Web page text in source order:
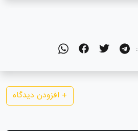
+ افزودن دیدگاه